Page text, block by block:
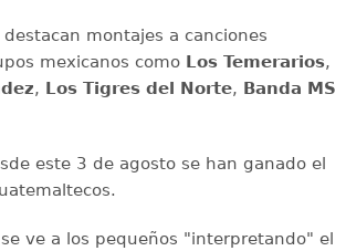
montajes a canciones
mexicanos como Los Temerarios,
, Los Tigres del Norte, Banda MS
este 3 de agosto se han ganado el
ve a los pequeños "interpretando" el